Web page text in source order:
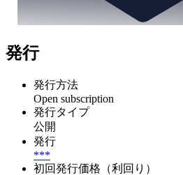
発行
発行方法
Open subscription
発行タイプ
公開
発行
***
初回発行価格（利回り）